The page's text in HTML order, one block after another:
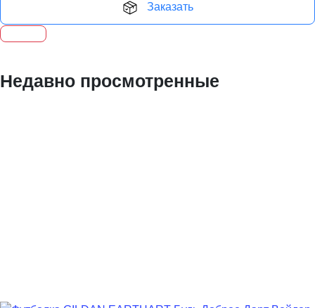
Заказать
Недавно просмотренные